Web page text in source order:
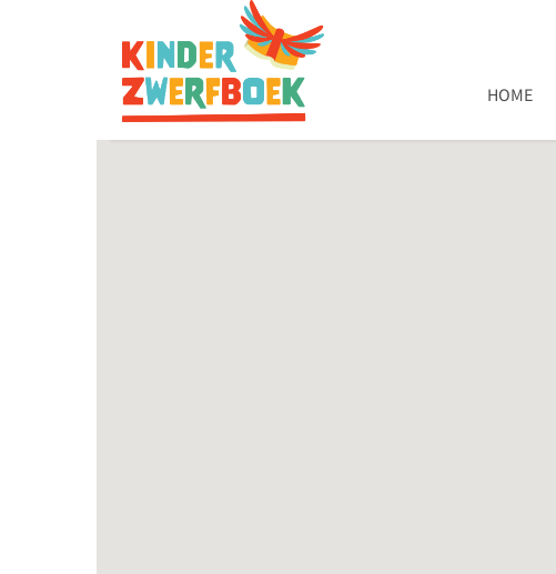
HOME